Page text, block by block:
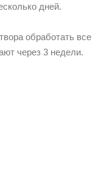
дней.
обработать все
через 3 недели.